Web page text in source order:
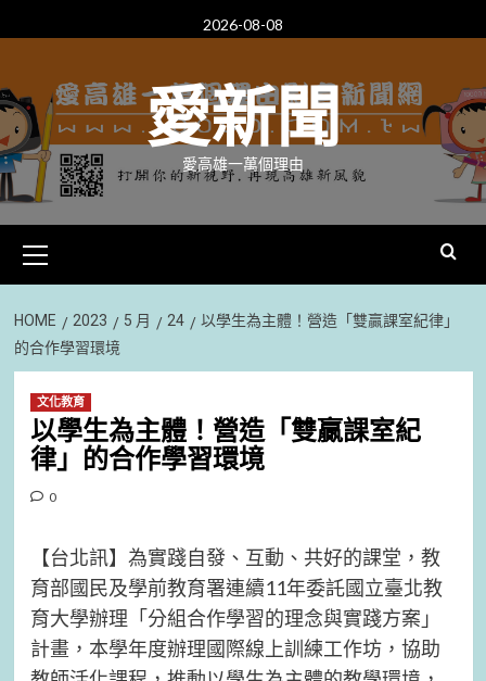
to
2026-08-08
愛新聞
愛高雄一萬個理由
Menu
HOME 2023 5 月 24
以學生為主體！營造「雙贏課室紀律」
的合作學習環境
文化教育
以學生為主體！營造「雙贏課室紀
律」的合作學習環境
0
【台北訊】為實踐自發、互動、共好的課堂，教
育部國民及學前教育署連續11年委託國立臺北教
育大學辦理「分組合作學習的理念與實踐方案」
計畫，本學年度辦理國際線上訓練工作坊，協助